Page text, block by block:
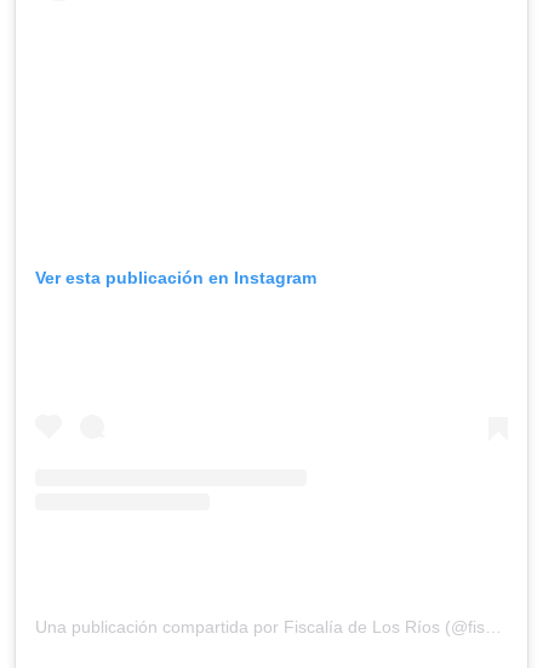
Ver esta publicación en Instagram